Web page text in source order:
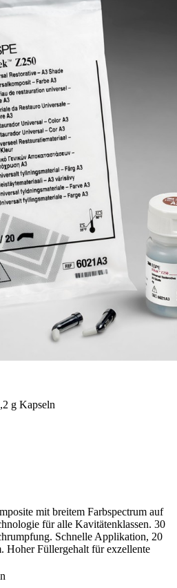
mit breitem Farbspectrum auf
für alle Kavitätenklassen. 30
Schnelle Applikation, 20
Hoher Füllergehalt für exzellente